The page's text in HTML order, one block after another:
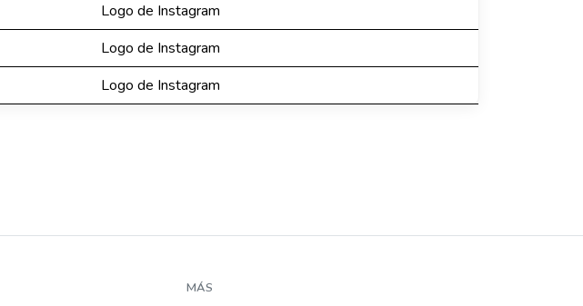
Logo de Instagram
Logo de Instagram
Logo de Instagram
MÁS